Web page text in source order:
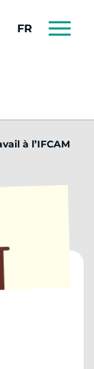
FRANÇAIS
à l’IFCAM